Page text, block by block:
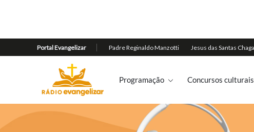
Programação Concursos culturais